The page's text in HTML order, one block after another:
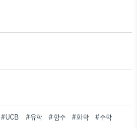
#UCB #유학 #함수 #화학 #수학